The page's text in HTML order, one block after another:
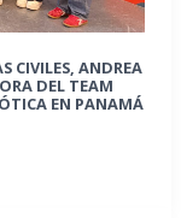
CIVILES, ANDREA
DEL TEAM
EN PANAMÁ